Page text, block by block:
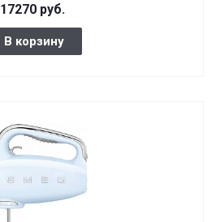
17270 руб.
В корзину